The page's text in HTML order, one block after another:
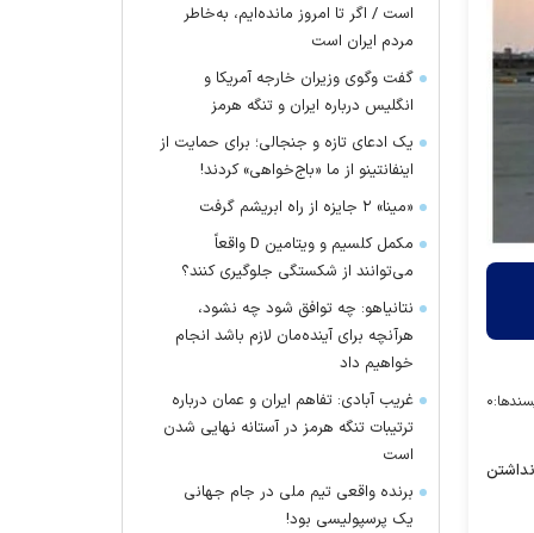
۰
است / اگر تا امروز مانده‌ایم، به‌خاطر
مردم ایران است
گفت وگوی وزیران خارجه آمریکا و
انگلیس درباره ایران و تنگه هرمز
یک ادعای تازه و جنجالی؛ برای حمایت از
اینفانتینو از ما «باج‌خواهی» کردند!
«مینا» ۲ جایزه از راه ابریشم گرفت
مکمل کلسیم و ویتامین D واقعاً
می‌توانند از شکستگی جلوگیری کنند؟
نتانیاهو: چه توافق شود چه نشود،
هرآنچه برای آینده‌مان لازم باشد انجام
خواهیم داد
غریب آبادی: تفاهم ایران و عمان درباره
ترتیبات تنگه هرمز در آستانه نهایی شدن
است
برنده واقعی تیم ملی در جام جهانی
یک پرسپولیسی بود!